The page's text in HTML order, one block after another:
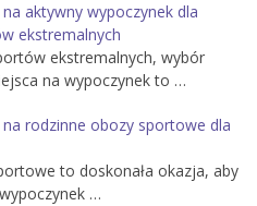
aktywny wypoczynek dla
ekstremalnych
ekstremalnych, wybór
na wypoczynek to …
rodzinne obozy sportowe dla
to doskonała okazja, aby
…